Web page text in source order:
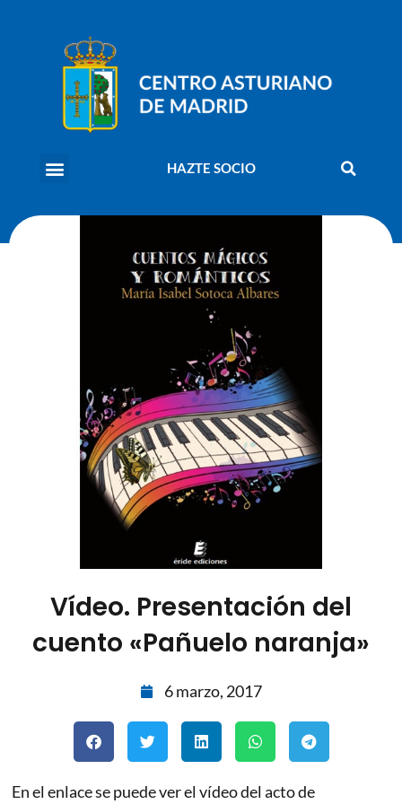
HAZTE SOCIO
Vídeo. Presentación del
cuento «Pañuelo naranja»
6 marzo, 2017
En el enlace se puede ver el vídeo del acto de